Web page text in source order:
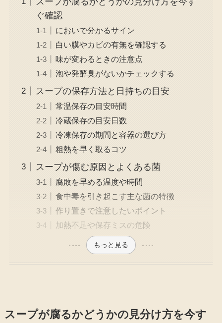
ぐ確認
においで分かるサイン
白い膜やカビの有無を確認する
味が変わるときの注意点
泡や発酵臭がないかチェックする
スープの保存方法と日持ちの目安
常温保存の目安時間
冷蔵保存の目安日数
冷凍保存の期間と容器の選び方
粗熱を早く取るコツ
スープが傷む原因とよくある菌
腐敗を早める温度や時間
食中毒を引き起こす主な菌の特徴
作り置きで注意したいポイント
加熱不足や保存ミスの危険
もっと見る
スープが腐るかどうかの見分け方を今す